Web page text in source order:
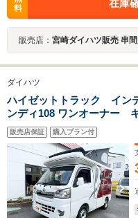
料
在庫
販売店： 宮崎ダイハツ販売 串
ダイハツ
ハイゼットトラック イン
ンディ108 ワンオーナー キーレス スマートアシスト
シンク シャワー コンロ
サブバッテリー コーナー
販売店保証 購入プラン付